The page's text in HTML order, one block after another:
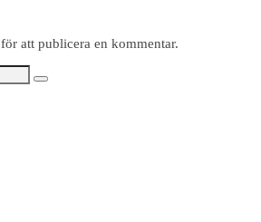
för att publicera en kommentar.